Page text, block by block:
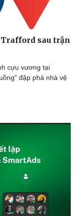
- Gia đình
sau trận
cựu vương tại
đập phá nhà vệ